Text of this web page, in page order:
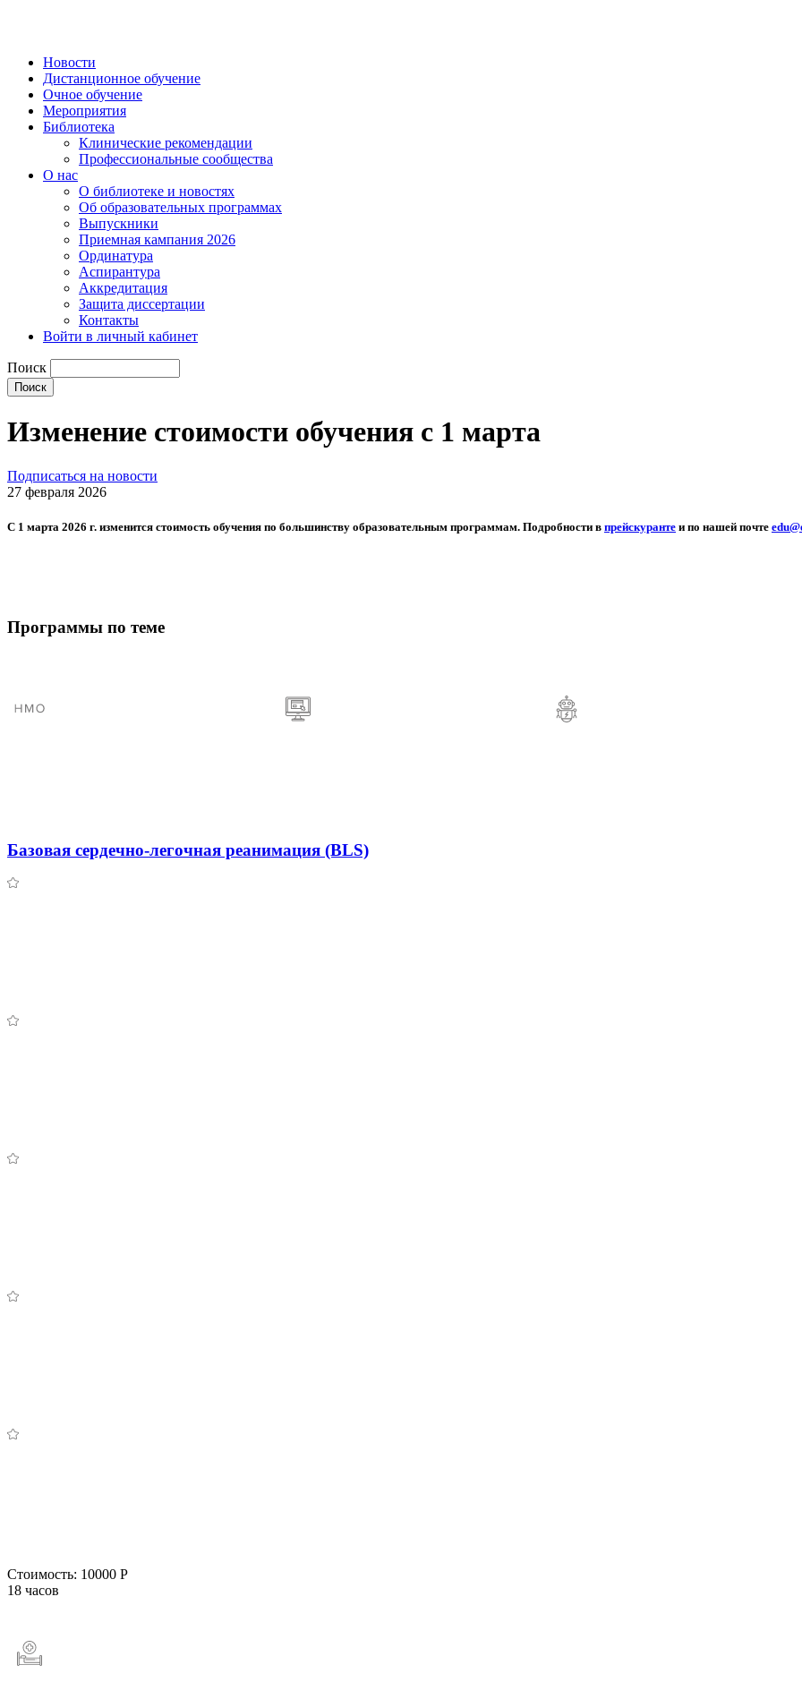
Новости
Дистанционное обучение
Очное обучение
Мероприятия
Библиотека
Клинические рекомендации
Профессиональные сообщества
О нас
О библиотеке и новостях
Об образовательных программах
Выпускники
Приемная кампания 2026
Ординатура
Аспирантура
Аккредитация
Защита диссертации
Контакты
Войти в личный кабинет
Поиск
Изменение стоимости обучения с 1 марта
Подписаться на новости
27 февраля 2026
С 1 марта 2026 г. изменится стоимость обучения по большинству образовательным программам. Подробности в прейскуранте и по нашей почте
Программы по теме
Базовая сердечно-легочная реанимация (BLS)
Стоимость: 10000 Р
18 часов